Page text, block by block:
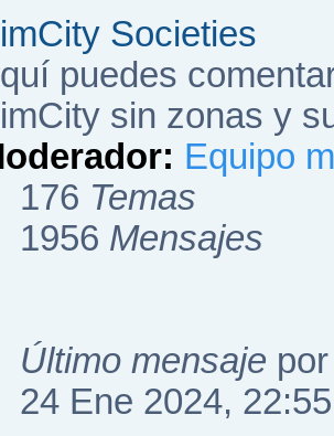
Societies
puedes
sin zonas y
Equipo
176 Temas
1956 Mensajes
Último mensaje
24 Ene 2024, 22:55